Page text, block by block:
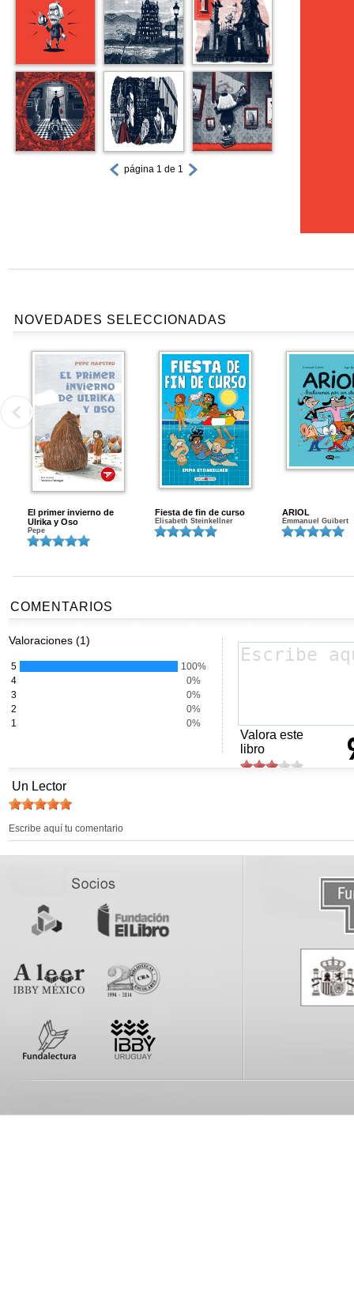
página 1 de 1
NOVEDADES SELECCIONADAS
El primer invierno de
Ulrika y Oso
Pepe
Fiesta de fin de curso
Elisabeth Steinkellner
ARIOL
Emmanuel Guibert
COMENTARIOS
Valoraciones (1)
5
100%
4
0%
3
0%
2
0%
1
0%
Valora este
libro
Un Lector
Escribe aquí tu comentario